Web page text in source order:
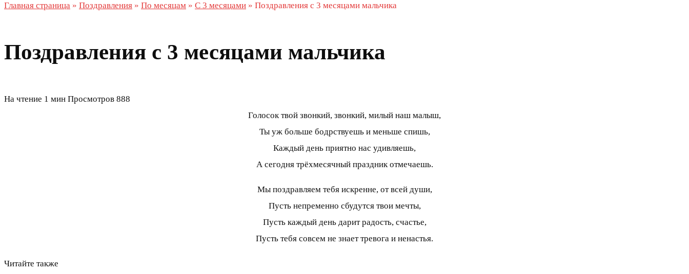
Главная страница » Поздравления » По месяцам » С 3 месяцами » Поздравления с 3 месяцами мальчика
Поздравления с 3 месяцами мальчика
На чтение 1 мин Просмотров 888
Голосок твой звонкий, звонкий, милый наш малыш,
Ты уж больше бодрствуешь и меньше спишь,
Каждый день приятно нас удивляешь,
А сегодня трёхмесячный праздник отмечаешь.
Мы поздравляем тебя искренне, от всей души,
Пусть непременно сбудутся твои мечты,
Пусть каждый день дарит радость, счастье,
Пусть тебя совсем не знает тревога и ненастья.
Читайте также